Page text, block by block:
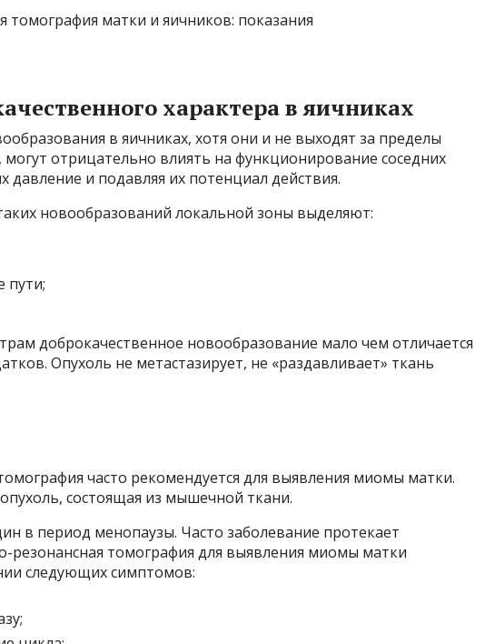
характера в яичниках
в яичниках, хотя они и не выходят за пределы
отрицательно влиять на функционирование соседних
давление и подавляя их потенциал действия.
новообразований локальной зоны выделяют:
пути;
доброкачественное новообразование мало чем отличается
Опухоль не метастазирует, не «раздавливает» ткань
часто рекомендуется для выявления миомы матки.
состоящая из мышечной ткани.
в период менопаузы. Часто заболевание протекает
резонансная томография для выявления миомы матки
следующих симптомов: